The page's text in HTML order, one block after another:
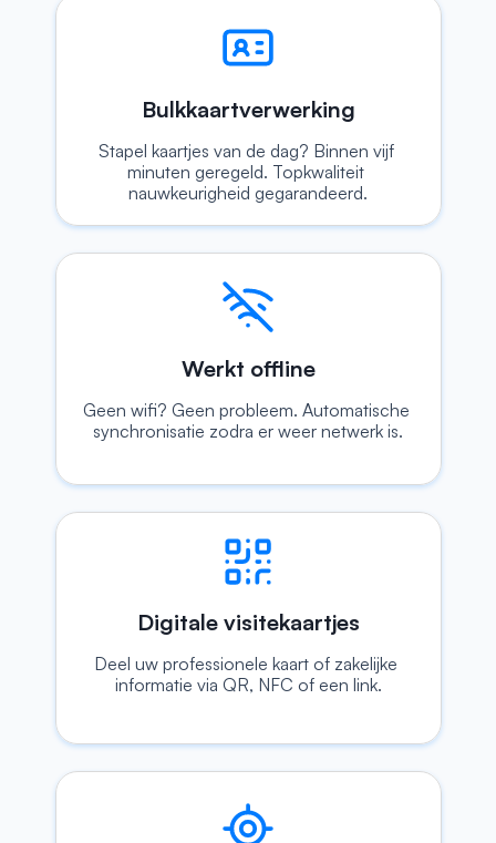
Bulkkaartverwerking
Stapel kaartjes van de dag? Binnen vijf
minuten geregeld. Topkwaliteit
nauwkeurigheid gegarandeerd.
Werkt offline
Geen wifi? Geen probleem. Automatische
synchronisatie zodra er weer netwerk is.
Digitale visitekaartjes
Deel uw professionele kaart of zakelijke
informatie via QR, NFC of een link.